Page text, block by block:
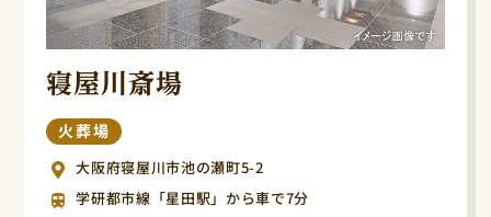
寝屋川斎場
火葬場
大阪府寝屋川市池の瀬町5-2
学研都市線「星田駅」から車で7分